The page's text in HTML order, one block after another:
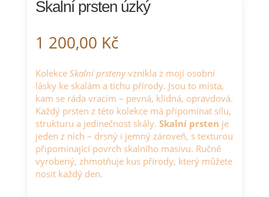
Skalní prsten úzký
1 200,00 Kč
KolekceSkalní prstenyvznikla z mojí osobní
lásky ke skalám a tichu přírody. Jsou to místa,
kam se ráda vracím – pevná, klidná, opravdová.
Každý prsten z této kolekce má připomínat sílu,
strukturu a jedinečnost skály.Skalní prsten je
jeden z nich – drsný i jemný zároveň, s texturou
připomínající povrch skalního masivu. Ručně
vyrobený, zhmotňuje kus přírody, který můžete
nosit každý den.